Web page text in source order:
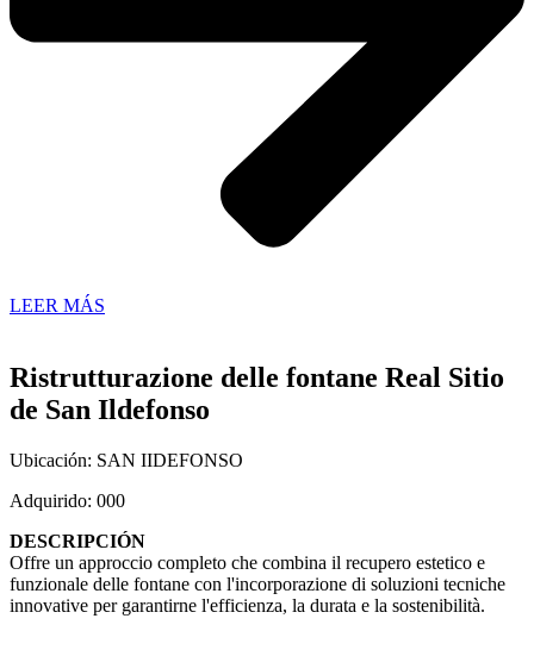
LEER MÁS
Ristrutturazione delle fontane Real Sitio
de San Ildefonso
Ubicación: SAN IIDEFONSO
Adquirido: 000
DESCRIPCIÓN
Offre un approccio completo che combina il recupero estetico e
funzionale delle fontane con l'incorporazione di soluzioni tecniche
innovative per garantirne l'efficienza, la durata e la sostenibilità.